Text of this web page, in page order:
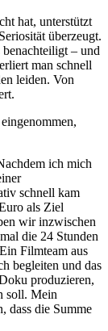
hat, unterstützt
überzeugt.
– und
man schnell
leiden. Von
ich mich
schnell kam
als Ziel
wir inzwischen
die 24 Stunden
Filmteam aus
begleiten und das
produzieren,
soll. Mein
dass die Summe